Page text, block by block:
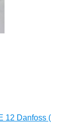
12 Danfoss (